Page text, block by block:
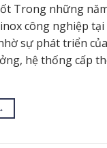
Trong những
công nghiệp tại
sự phát triển
hệ thống cấp